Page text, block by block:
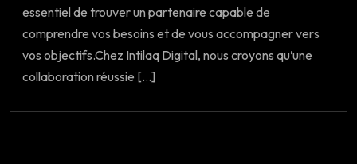
essentiel de trouver un partenaire capable de
comprendre vos besoins et de vous accompagner vers
vos objectifs.Chez Intilaq Digital, nous croyons qu’une
collaboration réussie [...]